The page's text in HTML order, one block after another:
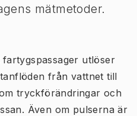
mätmetoder.
utlöser
från vattnet till
tryckförändringar och
Även om pulserna är